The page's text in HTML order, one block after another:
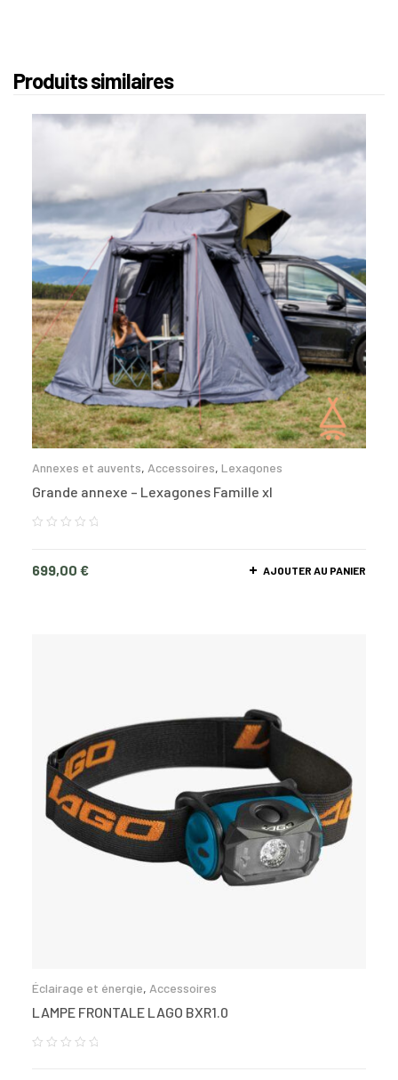
Produits similaires
Annexes et auvents, Accessoires, Lexagones
Grande annexe – Lexagones Famille xl
699,00 € AJOUTER AU PANIER
Éclairage et énergie, Accessoires
LAMPE FRONTALE LAGO BXR1.0